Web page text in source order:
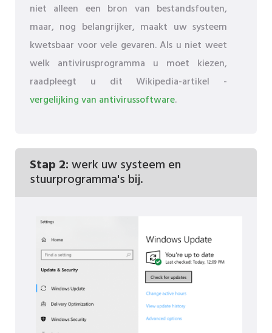
niet alleen een bron van bestandsfouten,
maar, nog belangrijker, maakt uw systeem
kwetsbaar voor vele gevaren. Als u niet weet
welk antivirusprogramma u moet kiezen,
raadpleegt u dit Wikipedia-artikel -
vergelijking van antivirussoftware.
Stap 2:werk uw systeem en
stuurprogramma's bij.